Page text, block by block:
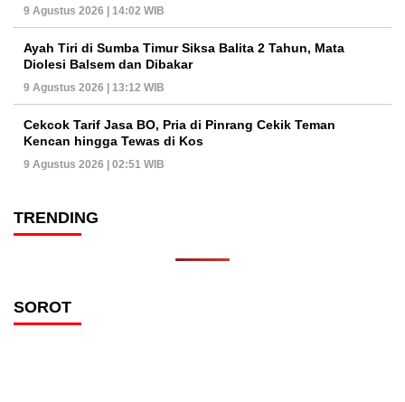
9 Agustus 2026 | 14:02 WIB
Ayah Tiri di Sumba Timur Siksa Balita 2 Tahun, Mata
Diolesi Balsem dan Dibakar
9 Agustus 2026 | 13:12 WIB
Cekcok Tarif Jasa BO, Pria di Pinrang Cekik Teman
Kencan hingga Tewas di Kos
9 Agustus 2026 | 02:51 WIB
TRENDING
SOROT